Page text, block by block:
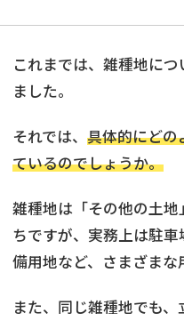
これまでは、雑種地に
ました。
それでは、 具体的にどの
ているのでしょうか。
雑種地は「その他の土
ちですが、実務上は駐
備用地など、さまざまな
また、同じ雑種地でも